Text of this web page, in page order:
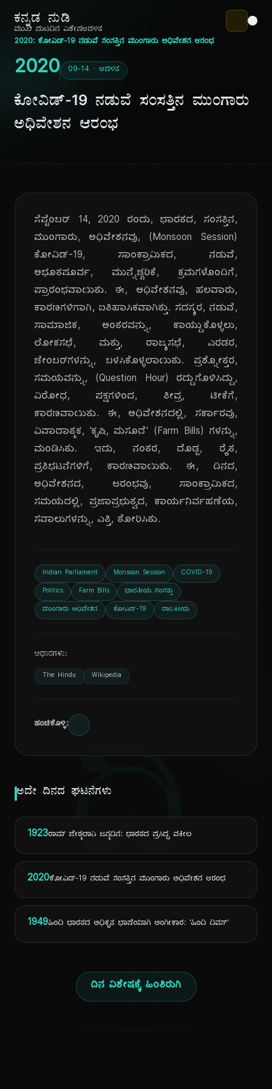
ಕನ್ನಡ ನುಡಿ
ದಿ
ಮುಖ ಪುಟದಿನ ವಿಶೇಷಆಡಳಿತ
2020: ಕೋವಿಡ್-19 ನಡುವೆ ಸಂಸತ್ತಿನ ಮುಂಗಾರು ಅಧಿವೇಶನ ಆರಂಭ
2020 09-14 · ಆಡಳಿತ
ಕೋವಿಡ್-19 ನಡುವೆ ಸಂಸತ್ತಿನ ಮುಂಗಾರು
ಅಧಿವೇಶನ ಆರಂಭ
ಸೆಪ್ಟೆಂಬರ್ 14, 2020 ರಂದು, ಭಾರತದ, ಸಂಸತ್ತಿನ,
ಮುಂಗಾರು, ಅಧಿವೇಶನವು, (Monsoon Session)
ಕೋವಿಡ್-19, ಸಾಂಕ್ರಾಮಿಕದ, ನಡುವೆ,
ಅಭೂತಪೂರ್ವ, ಮುನ್ನೆಚ್ಚರಿಕೆ, ಕ್ರಮಗಳೊಂದಿಗೆ,
ಪ್ರಾರಂಭವಾಯಿತು. ಈ, ಅಧಿವೇಶನವು, ಹಲವಾರು,
ಕಾರಣಗಳಿಗಾಗಿ, ಐತಿಹಾಸಿಕವಾಗಿತ್ತು. ಸದಸ್ಯರ, ನಡುವೆ,
ಸಾಮಾಜಿಕ, ಅಂತರವನ್ನು, ಕಾಯ್ದುಕೊಳ್ಳಲು,
ಲೋಕಸಭೆ, ಮತ್ತು, ರಾಜ್ಯಸಭೆ, ಎರಡರ,
ಚೇಂಬರ್‌ಗಳನ್ನು, ಬಳಸಿಕೊಳ್ಳಲಾಯಿತು. ಪ್ರಶ್ನೋತ್ತರ,
ಸಮಯವನ್ನು, (Question Hour) ರದ್ದುಗೊಳಿಸಿದ್ದು,
ವಿರೋಧ, ಪಕ್ಷಗಳಿಂದ, ತೀವ್ರ, ಟೀಕೆಗೆ,
ಕಾರಣವಾಯಿತು. ಈ, ಅಧಿವೇಶನದಲ್ಲಿ, ಸರ್ಕಾರವು,
ವಿವಾದಾತ್ಮಕ, 'ಕೃಷಿ, ಮಸೂದೆ' (Farm Bills) ಗಳನ್ನು,
ಮಂಡಿಸಿತು. ಇದು, ನಂತರ, ದೊಡ್ಡ, ರೈತ,
ಪ್ರತಿಭಟನೆಗಳಿಗೆ, ಕಾರಣವಾಯಿತು. ಈ, ದಿನದ,
ಅಧಿವೇಶನದ, ಆರಂಭವು, ಸಾಂಕ್ರಾಮಿಕದ,
ಸಮಯದಲ್ಲಿ, ಪ್ರಜಾಪ್ರಭುತ್ವದ, ಕಾರ್ಯನಿರ್ವಹಣೆಯ,
ಸವಾಲುಗಳನ್ನು, ಎತ್ತಿ, ತೋರಿಸಿತು.
Indian Parliament Monsoon Session COVID-19
Politics Farm Bills ಭಾರತೀಯ ಸಂಸತ್ತು
ಮುಂಗಾರು ಅಧಿವೇಶನ ಕೋವಿಡ್-19 ರಾಜಕೀಯ
ಆಧಾರಗಳು:
The Hindu Wikipedia
ಹಂಚಿಕೊಳ್ಳಿ:
ಅದೇ ದಿನದ ಘಟನೆಗಳು
1923ರಾಮ್ ಜೇಠ್ಮಲಾನಿ ಜನ್ಮದಿನ: ಭಾರತದ ಪ್ರಸಿದ್ಧ ವಕೀಲ
2020ಕೋವಿಡ್-19 ನಡುವೆ ಸಂಸತ್ತಿನ ಮುಂಗಾರು ಅಧಿವೇಶನ ಆರಂಭ
1949ಹಿಂದಿ ಭಾರತದ ಅಧಿಕೃತ ಭಾಷೆಯಾಗಿ ಅಂಗೀಕಾರ: 'ಹಿಂದಿ ದಿವಸ್'
ದಿನ ವಿಶೇಷಕ್ಕೆ ಹಿಂತಿರುಗಿ